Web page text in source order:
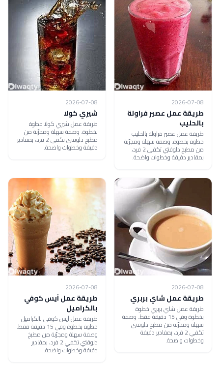
2026-07-08
طريقة عمل عصير فراولة
بالحليب
طريقة عمل عصير فراولة بالحليب
خطوة بخطوة. وصفة سهلة ومجرّبة
من مطبخ دلوقتي تكفي 2 فرد،
بمقادير دقيقة وخطوات واضحة.
2026-07-08
شيري كولا
طريقة عمل شيري كولا خطوة
بخطوة. وصفة سهلة ومجرّبة من
مطبخ دلوقتي تكفي 2 فرد، بمقادير
دقيقة وخطوات واضحة.
2026-07-08
طريقة عمل شاي بربري
طريقة عمل شاي بربري خطوة
بخطوة وفي 15 دقيقة فقط. وصفة
سهلة ومجرّبة من مطبخ دلوقتي
تكفي 2 فرد، بمقادير دقيقة
وخطوات واضحة.
2026-07-08
طريقة عمل آيس كوفي
بالكراميل
طريقة عمل آيس كوفي بالكراميل
خطوة بخطوة وفي 15 دقيقة فقط.
وصفة سهلة ومجرّبة من مطبخ
دلوقتي تكفي 2 فرد، بمقادير
دقيقة وخطوات واضحة.